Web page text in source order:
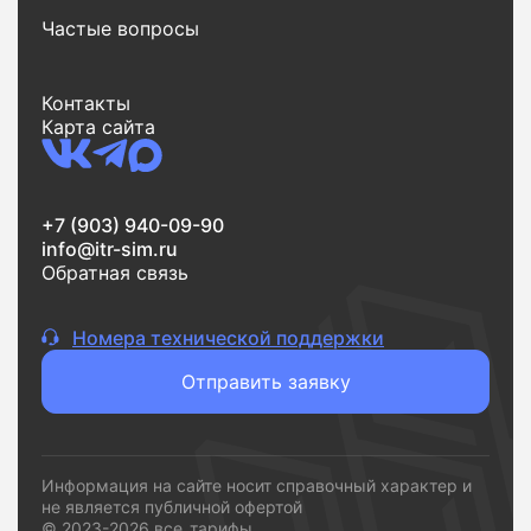
варианты.
времени. Весь процесс от поиска до заявки
занимает всего несколько минут. Вы выбираете
тариф, оставляете заявку и переходите к
подключению без лишних шагов.
сложностей,vsetarifi.ru
инструмент, который помогает быстро принять
решение и подключиться к подходящему
Частые вопросы
Контакты
Карта сайта
+7 (903) 940-09-90
info@itr-sim.ru
Обратная связь
Номера технической поддержки
Отправить заявку
Информация на сайте носит справочный характер и
не является публичной офертой